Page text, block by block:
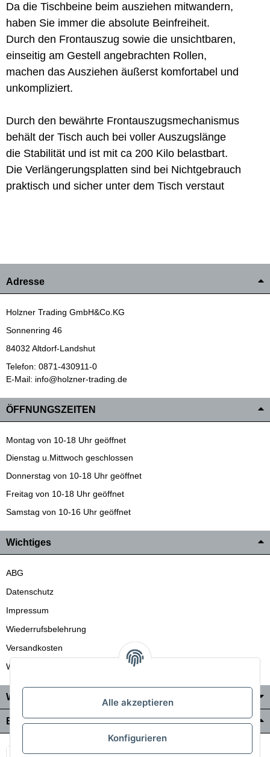
Da die Tischbeine beim ausziehen mitwandern,
haben Sie immer die absolute Beinfreiheit.
Durch den Frontauszug sowie die unsichtbaren,
einseitig am Gestell angebrachten Rollen,
machen das Ausziehen äußerst komfortabel und
unkompliziert.
Durch den bewährte Frontauszugsmechanismus
behält der Tisch auch bei voller Auszugslänge
die Stabilität und ist mit ca 200 Kilo belastbart.
Die Verlängerungsplatten sind bei Nichtgebrauch
praktisch und sicher unter dem Tisch verstaut
Adresse
Holzner Trading GmbH&Co.KG
Sonnenring 46
84032 Altdorf-Landshut
Telefon: 0871-430911-0
E-Mail: info@holzner-trading.de
ÖFFNUNGSZEITEN
Montag von 10-18 Uhr geöffnet
Dienstag u.Mittwoch geschlossen
Donnerstag von 10-18 Uhr geöffnet
Freitag von 10-18 Uhr geöffnet
Samstag von 10-16 Uhr geöffnet
Wichtiges
ABG
Datenschutz
Impressum
Wiederrufsbelehrung
Versandkosten
Wir liefern auch in die Schweiz
Wo Sie uns finden
Bezahlung & Versand
Alle akzeptieren
Konfigurieren